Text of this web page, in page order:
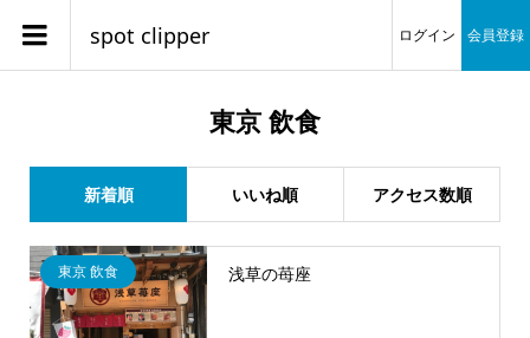
spot clipper ログイン 会員登録
東京 飲食
新着順 いいね順 アクセス数順
東京 飲食 浅草の苺座